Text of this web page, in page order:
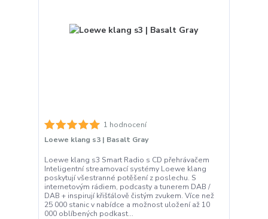
1 hodnocení
Loewe klang s3 | Basalt Gray
Loewe klang s3 Smart Radio s CD přehrávačem
Inteligentní streamovací systémy Loewe klang
poskytují všestranné potěšení z poslechu. S
internetovým rádiem, podcasty a tunerem DAB /
DAB + inspirují křišťálově čistým zvukem. Více než
25 000 stanic v nabídce a možnost uložení až 10
000 oblíbených podkast...